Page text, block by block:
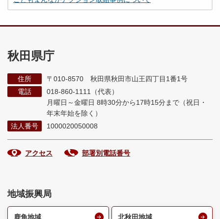
秋田県庁
住所
〒010-8570 秋田県秋田市山王四丁目1番1号
電話
018-860-1111（代表）
月曜日～金曜日 8時30分から17時15分まで （祝日・
年末年始を除く）
法人番号
1000020050008
アクセス 部署別電話番号
地域振興局
鹿角地域 北秋田地域